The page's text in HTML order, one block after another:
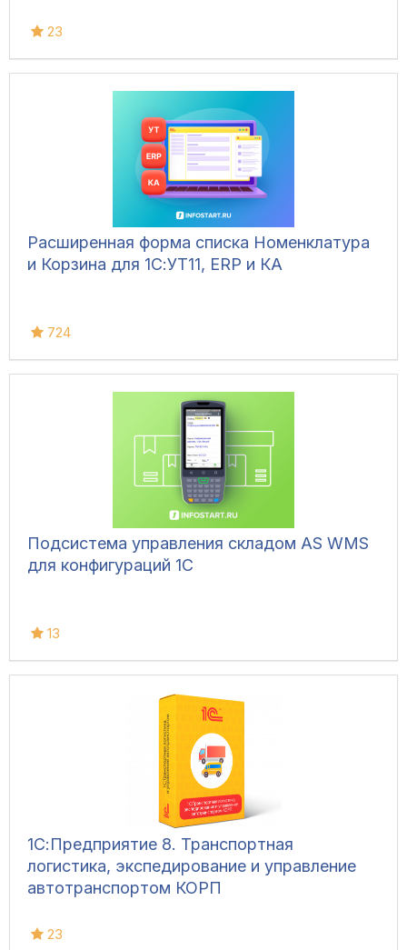
23
Расширенная форма списка Номенклатура
и Корзина для 1С:УТ11, ERP и КА
724
Подсистема управления складом AS WMS
для конфигураций 1С
13
1С:Предприятие 8. Транспортная
логистика, экспедирование и управление
автотранспортом КОРП
23